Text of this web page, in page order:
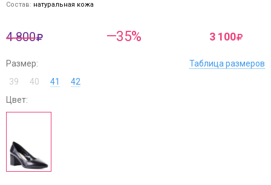
Состав: натуральная кожа
4 800 —35% 3 100
Размер:
Таблица размеров
39
40 41
42
Цвет: